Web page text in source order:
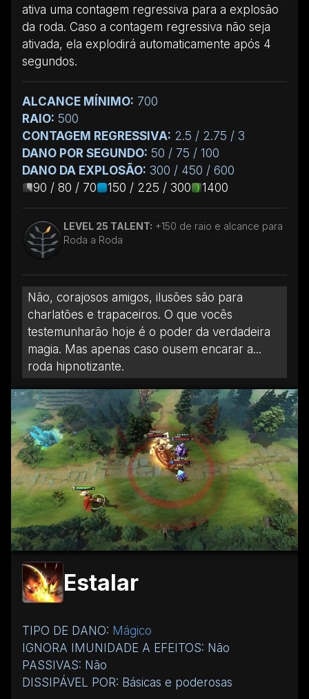
ativa uma contagem regressiva para a explosão
da roda. Caso a contagem regressiva não seja
ativada, ela explodirá automaticamente após 4
segundos.
ALCANCE MÍNIMO: 700
RAIO: 500
CONTAGEM REGRESSIVA: 2.5 / 2.75 / 3
DANO POR SEGUNDO: 50 / 75 / 100
DANO DA EXPLOSÃO: 300 / 450 / 600
90 / 80 / 70
150 / 225 / 300 1400
LEVEL 25 TALENT: +150 de raio e alcance para
Roda a Roda
Não, corajosos amigos, ilusões são para
charlatões e trapaceiros. O que vocês
testemunharão hoje é o poder da verdadeira
magia. Mas apenas caso ousem encarar a...
roda hipnotizante.
Estalar
TIPO DE DANO: Mágico
IGNORA IMUNIDADE A EFEITOS: Não
PASSIVAS: Não
DISSIPÁVEL POR: Básicas e poderosas